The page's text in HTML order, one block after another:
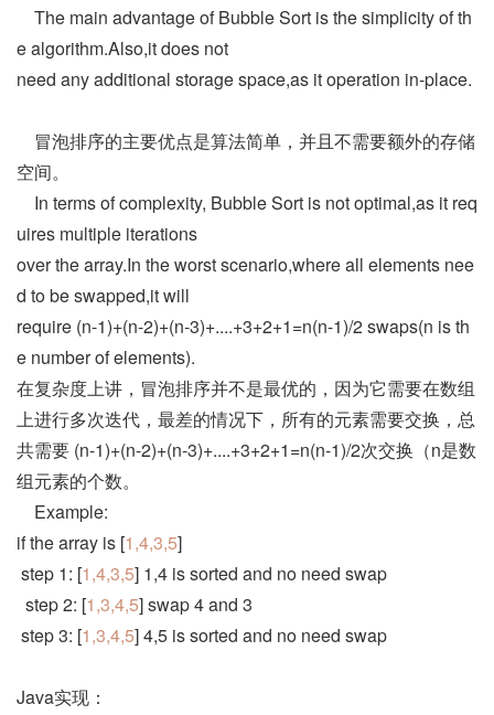
The main advantage of Bubble Sort is the simplicity of th
e algorithm.Also,it does not
need any additional storage space,as it operation in-place.
冒泡排序的主要优点是算法简单，并且不需要额外的存储
空间。
In terms of complexity, Bubble Sort is not optimal,as it req
uires multiple iterations
over the array.In the worst scenario,where all elements nee
d to be swapped,it will
require (n-1)+(n-2)+(n-3)+....+3+2+1=n(n-1)/2 swaps(n is th
e number of elements).
在复杂度上讲，冒泡排序并不是最优的，因为它需要在数组
上进行多次迭代，最差的情况下，所有的元素需要交换，总
共需要 (n-1)+(n-2)+(n-3)+....+3+2+1=n(n-1)/2次交换（n是数
组元素的个数。
Example:
if the array is [1,4,3,5]
step 1: [1,4,3,5] 1,4 is sorted and no need swap
step 2: [1,3,4,5] swap 4 and 3
step 3: [1,3,4,5] 4,5 is sorted and no need swap
Java实现：